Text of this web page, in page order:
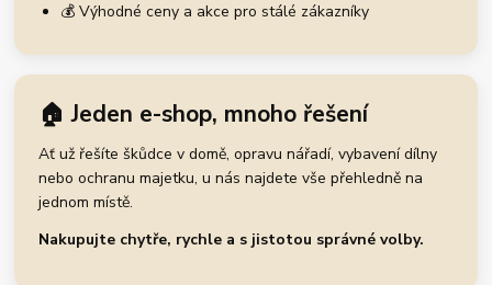
💰 Výhodné ceny a akce pro stálé zákazníky
🏠 Jeden e-shop, mnoho řešení
Ať už řešíte škůdce v domě, opravu nářadí, vybavení dílny
nebo ochranu majetku, u nás najdete vše přehledně na
jednom místě.
Nakupujte chytře, rychle a s jistotou správné volby.